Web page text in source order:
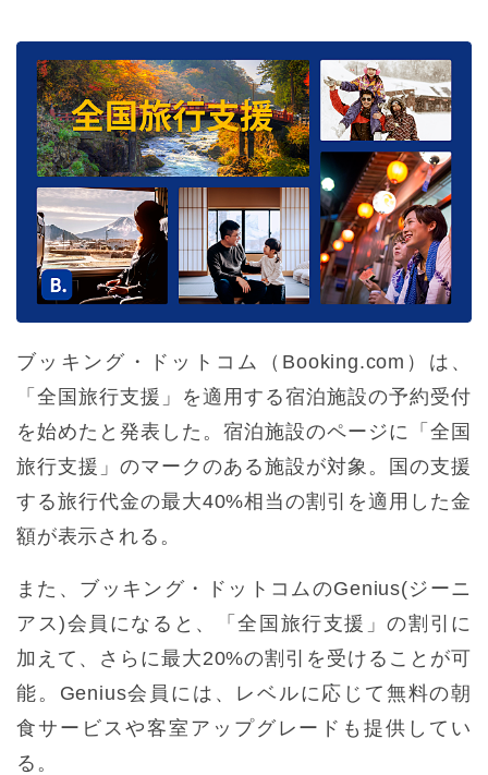
ブッキング・ドットコム（Booking.com）は、
「全国旅行支援」を適用する宿泊施設の予約受付
を始めたと発表した。宿泊施設のページに「全国
旅行支援」のマークのある施設が対象。国の支援
する旅行代金の最大40%相当の割引を適用した金
額が表示される。
また、ブッキング・ドットコムのGenius(ジーニ
アス)会員になると、「全国旅行支援」の割引に
加えて、さらに最大20%の割引を受けることが可
能。Genius会員には、レベルに応じて無料の朝
食サービスや客室アップグレードも提供してい
る。